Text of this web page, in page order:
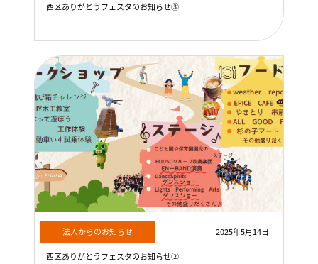
西区ありがとうフェスタのお知らせ③
法人からのお知らせ 2025年5月14日
西区ありがとうフェスタのお知らせ②